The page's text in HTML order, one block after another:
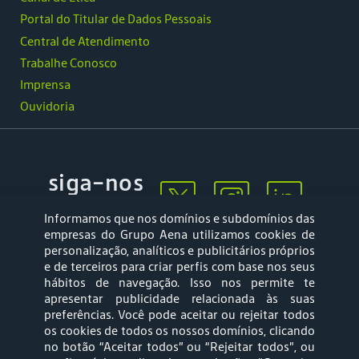
Ouvidoria
Portal do Titular de Dados Pessoais
Central de Atendimento
Trabalhe Conosco
Imprensa
siga-nos
Mapa web
Política de
Privacidade
Informamos que nos domínios e subdomínios das
empresas do Grupo Aena utilizamos cookies de
personalização, analíticos e publicitários próprios
e de terceiros para criar perfis com base nos seus
hábitos de navegação. Isso nos permite te
apresentar publicidade relacionada às suas
preferências. Você pode aceitar ou rejeitar todos
os cookies de todos os nossos domínios, clicando
no botão “Aceitar todos” ou “Rejeitar todos”, ou